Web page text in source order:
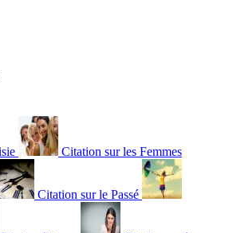
Citation sur les Femmes
Citation sur le Passé